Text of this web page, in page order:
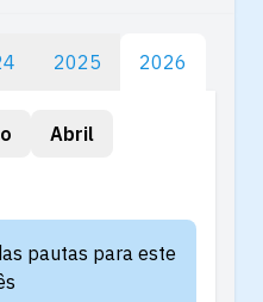
2025 2026
Abril
pautas para este